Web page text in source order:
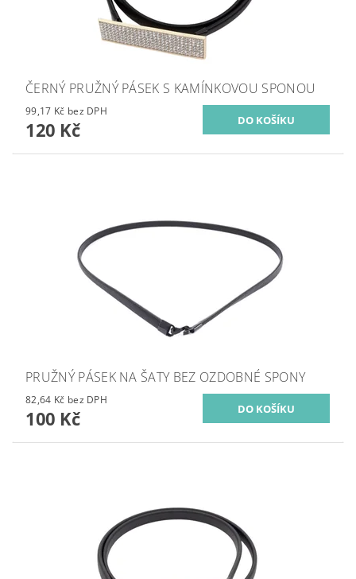
ČERNÝ PRUŽNÝ PÁSEK S KAMÍNKOVOU SPONOU
99,17 Kč bez DPH
120 Kč
PRUŽNÝ PÁSEK NA ŠATY BEZ OZDOBNÉ SPONY
82,64 Kč bez DPH
100 Kč